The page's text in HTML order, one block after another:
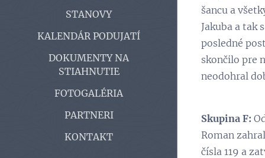
STANOVY
KALENDÁR PODUJATÍ
DOKUMENTY NA
STIAHNUTIE
FOTOGALÉRIA
PARTNERI
KONTAKT
šancu a
Jakuba a tak
posledné
skončilo pre
neodohral
Skupina F:
Roman
čísla 119 a